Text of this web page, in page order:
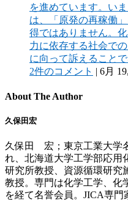
を進めています。い
は、「原発の再稼働
得ではありません。
力に依存する社会で
に向って訴えること
2件のコメント | 6月
About The Author
久保田宏
久保田 宏；東京工業大学
れ、北海道大学工学部応用
研究所教授、資源循環研究
教授。専門は化学工学、化
を経て名誉会員。JICA専